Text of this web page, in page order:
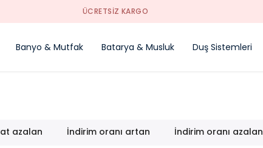
ÜCRETSİZ KARGO
Banyo & Mutfak Batarya & Musluk Duş Sistemleri
azalan İndirim oranı artan İndirim oranı azalan